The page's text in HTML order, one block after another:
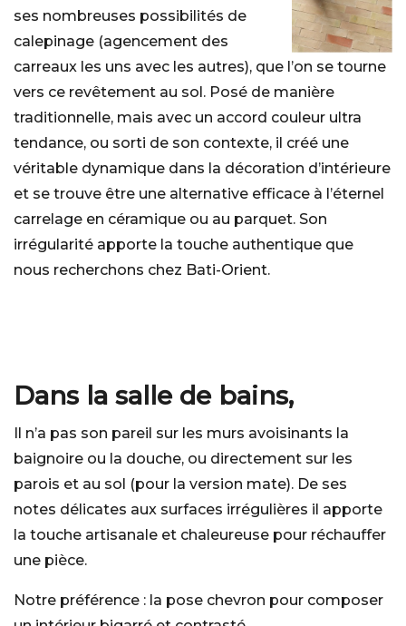
ses nombreuses possibilités de
calepinage (agencement des
carreaux les uns avec les autres), que l’on se tourne
vers ce revêtement au sol. Posé de manière
traditionnelle, mais avec un accord couleur ultra
tendance, ou sorti de son contexte, il créé une
véritable dynamique dans la décoration d’intérieure
et se trouve être une alternative efficace à l’éternel
carrelage en céramique ou au parquet. Son
irrégularité apporte la touche authentique que
nous recherchons chez Bati-Orient.
Dans la salle de bains,
Il n’a pas son pareil sur les murs avoisinants la
baignoire ou la douche, ou directement sur les
parois et au sol (pour la version mate). De ses
notes délicates aux surfaces irrégulières il apporte
la touche artisanale et chaleureuse pour réchauffer
une pièce.
Notre préférence : la pose chevron pour composer